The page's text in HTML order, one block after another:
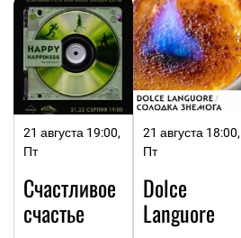
21 августа 19:00,
Пт
Счастливое
счастье
21 августа 18:00,
Пт
Dolce
Languore